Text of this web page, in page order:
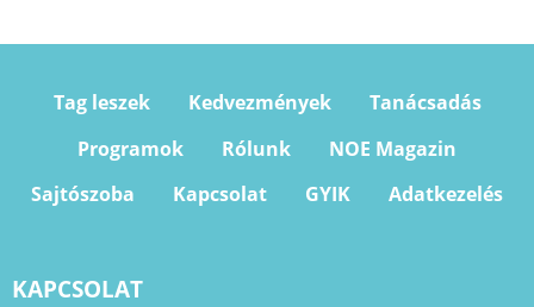
Tag leszek Kedvezmények
Tanácsadás
Programok
Rólunk
NOE Magazin
Sajtószoba
Kapcsolat GYIK Adatkezelés
KAPCSOLAT